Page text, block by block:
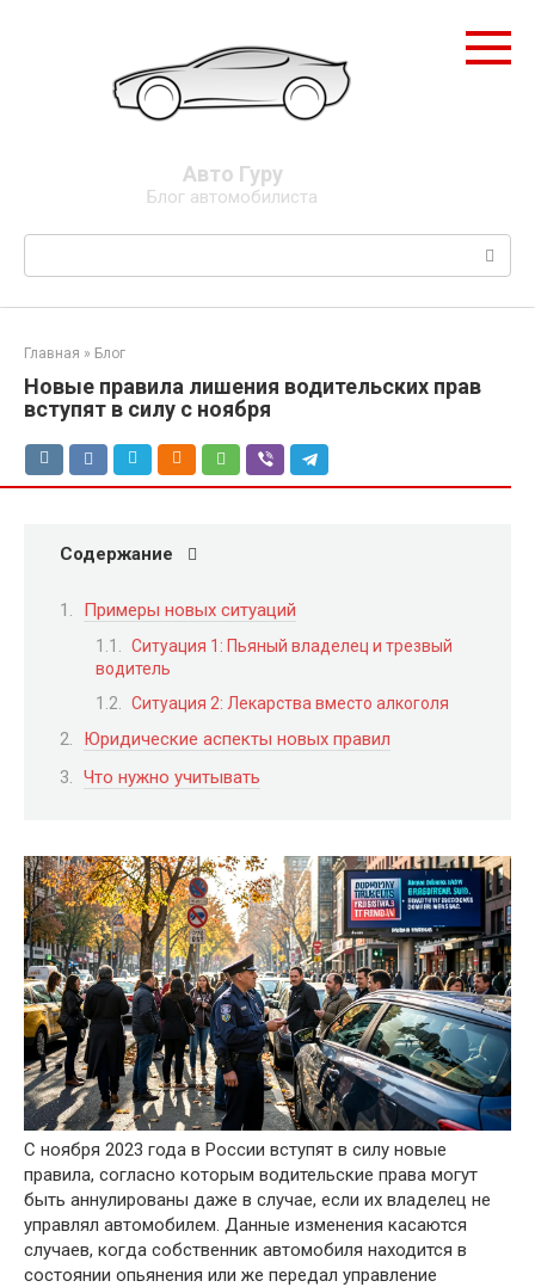
Авто Гуру
Блог автомобилиста
Поиск:
Главная » Блог
Новые правила лишения водительских прав
вступят в силу с ноября
Содержание
Примеры новых ситуаций
Ситуация 1: Пьяный владелец и трезвый
водитель
Ситуация 2: Лекарства вместо алкоголя
Юридические аспекты новых правил
Что нужно учитывать
С ноября 2023 года в России вступят в силу новые
правила, согласно которым водительские права могут
быть аннулированы даже в случае, если их владелец не
управлял автомобилем. Данные изменения касаются
случаев, когда собственник автомобиля находится в
состоянии опьянения или же передал управление